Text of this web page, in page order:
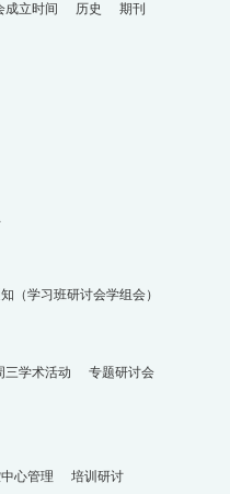
成立时间 历史 期刊
（学习班研讨会学组会）
三学术活动
专题研讨会
心管理
培训研讨